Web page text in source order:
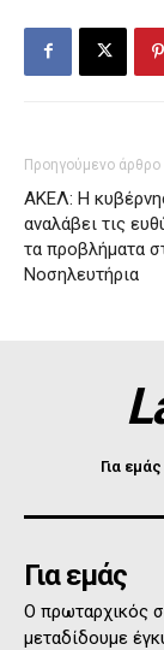
Προηγούμενο άρθρο
ΑΚΕΛ: Η
αναλάβει τις
τα προβλήματα
Νοσηλευτήρια
Για εμάς
Για εμάς
Ο πρωταρχικός
μεταδίδουμε